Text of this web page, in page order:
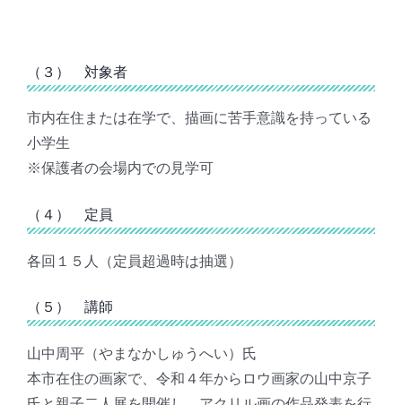
（３） 対象者
市内在住または在学で、描画に苦手意識を持っている
小学生
※保護者の会場内での見学可
（４） 定員
各回１５人（定員超過時は抽選）
（５） 講師
山中周平（やまなかしゅうへい）氏
本市在住の画家で、令和４年からロウ画家の山中京子